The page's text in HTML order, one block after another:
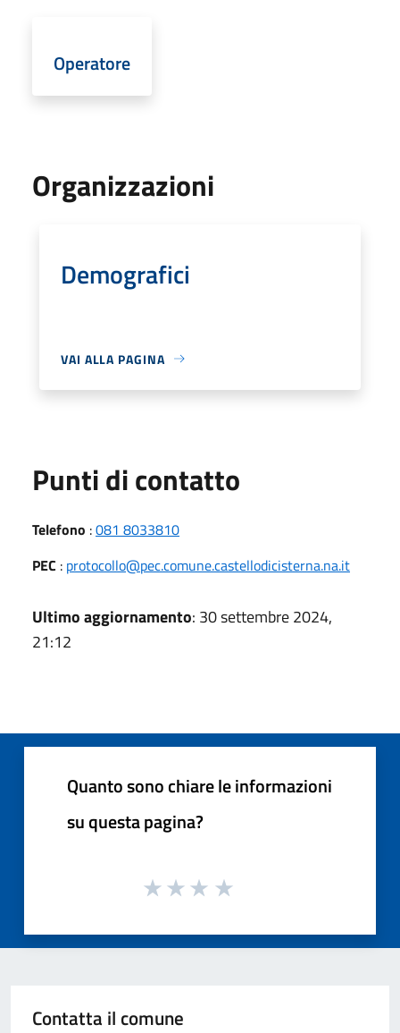
Operatore
Organizzazioni
Demografici
VAI ALLA PAGINA
Punti di contatto
Telefono :081 8033810
PEC : protocollo@pec.comune.castellodicisterna.na.it
Ultimo aggiornamento: 30 settembre 2024,
21:12
Quanto sono chiare le informazioni
su questa pagina?
Contatta il comune